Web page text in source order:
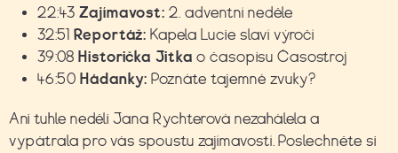
22:43 Zajímavost: 2. adventní neděle
32:51 Reportáž: Kapela Lucie slaví výročí
39:08 Historička Jitka o časopisu Časostroj
46:50 Hádanky: Poznáte tajemné zvuky?
Ani tuhle neděli Jana Rychterová nezahálela a
vypátrala pro vás spoustu zajímavostí. Poslechněte si